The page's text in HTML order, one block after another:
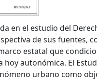
en el estudio del
de sus fuentes,
estatal que
hoy autonómica. El
urbano como